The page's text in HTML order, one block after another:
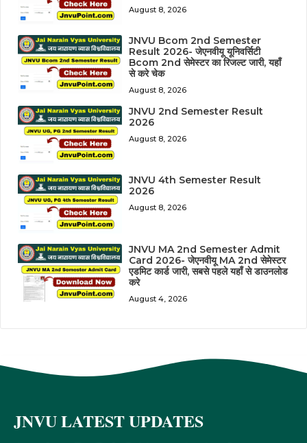
August 8, 2026
JNVU Bcom 2nd Semester
Result 2026- जेएनवीयू यूनिवर्सिटी
Bcom 2nd सेमेस्टर का रिजल्ट जारी, यहाँ
से करे चेक
August 8, 2026
JNVU 2nd Semester Result
2026
August 8, 2026
JNVU 4th Semester Result
2026
August 8, 2026
JNVU MA 2nd Semester Admit
Card 2026- जेएनवीयू MA 2nd सेमेस्टर
एडमिट कार्ड जारी, सबसे पहले यहाँ से डाउनलोड
करे
August 4, 2026
JNVU LATEST UPDATES